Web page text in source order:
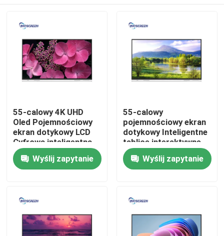
Dom
Produkty
55-calowy 4K UHD
Oled Pojemnościowy
ekran dotykowy LCD
Cyfrowa inteligentna
tablica do nauczania
Wyślij zapytanie
55-calowy
pojemnościowy ekran
dotykowy Inteligentne
tablice interaktywne
dla edukacji
Wyślij zapytanie